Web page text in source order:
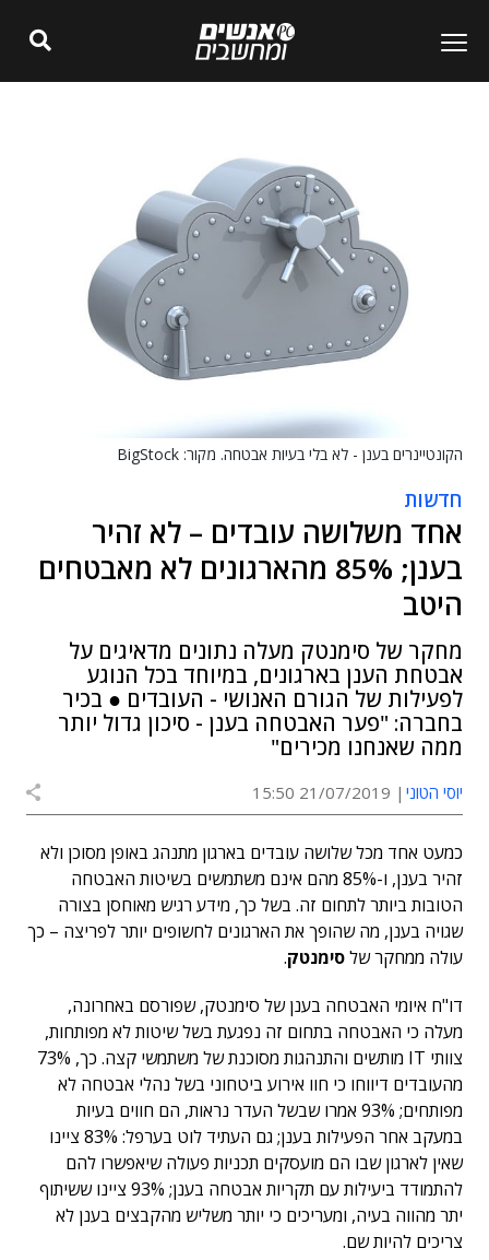
הקונטיינרים בענן - לא בלי בעיות אבטחה. מקור: BigStock
חדשות
אחד משלושה עובדים – לא זהיר
בענן; 85% מהארגונים לא מאבטחים
היטב
מחקר של סימנטק מעלה נתונים מדאיגים על
אבטחת הענן בארגונים, במיוחד בכל הנוגע
לפעילות של הגורם האנושי - העובדים ● בכיר
בחברה: "פער האבטחה בענן - סיכון גדול יותר
ממה שאנחנו מכירים"
יוסי הטוני 21/07/2019 15:50
כמעט אחד מכל שלושה עובדים בארגון מתנהג באופן מסוכן ולא
זהיר בענן, ו-85% מהם אינם משתמשים בשיטות האבטחה
הטובות ביותר לתחום זה. בשל כך, מידע רגיש מאוחסן בצורה
שגויה בענן, מה שהופך את הארגונים לחשופים יותר לפריצה – כך
עולה ממחקר שלסימנטק.
דו"ח איומי האבטחה בענן של סימנטק, שפורסם באחרונה,
מעלה כי האבטחה בתחום זה נפגעת בשל שיטות לא מפותחות,
צוותי IT מותשים והתנהגות מסוכנת של משתמשי קצה. כך, 73%
מהעובדים דיווחו כי חוו אירוע ביטחוני בשל נהלי אבטחה לא
מפותחים; 93% אמרו שבשל העדר נראות, הם חווים בעיות
במעקב אחר הפעילות בענן; גם העתיד לוט בערפל: 83% ציינו
שאין לארגון שבו הם מועסקים תכניות פעולה שיאפשרו להם
להתמודד ביעילות עם תקריות אבטחה בענן; 93% ציינו ששיתוף
יתר מהווה בעיה, ומעריכים כי יותר משליש מהקבצים בענן לא
צריכים להיות שם.